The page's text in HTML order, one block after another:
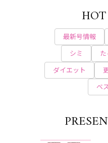
最新号情報
シミ
ダイエット
ベ